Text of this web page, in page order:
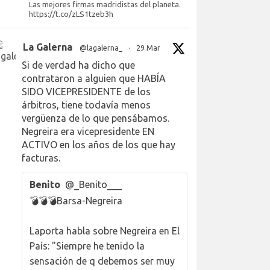
Las mejores firmas madridistas del planeta.
https://t.co/zLS1tzeb3h
La Galerna @lagalerna_ · 29 Mar
Si de verdad ha dicho que
contrataron a alguien que HABÍA
SIDO VICEPRESIDENTE de los
árbitros, tiene todavía menos
vergüenza de lo que pensábamos.
Negreira era vicepresidente EN
ACTIVO en los años de los que hay
facturas.
Benito @_Benito___
💣💣💣Barsa-Negreira
Laporta habla sobre Negreira en El
País: "Siempre he tenido la
sensación de q debemos ser muy